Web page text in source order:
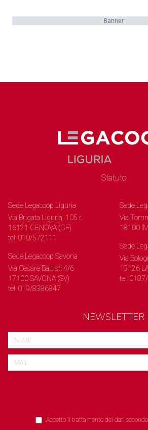
Banner
Statuto
Sede Legacoop Liguria
Via Brigata Liguria, 105 r.
16121 GENOVA (GE)
tel: 010/572111
Sede Legacoop Savona
Via Cesare Battisti 4/6
17100 SAVONA (SV)
tel: 019/8386847
Sede
Via
18100
Sede
Via
19126
tel:
NEWSLETTER
Accetto il trattamento dei dati